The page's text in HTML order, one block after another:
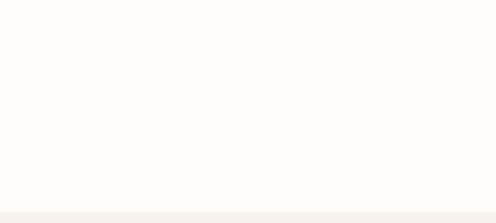
de salarios y